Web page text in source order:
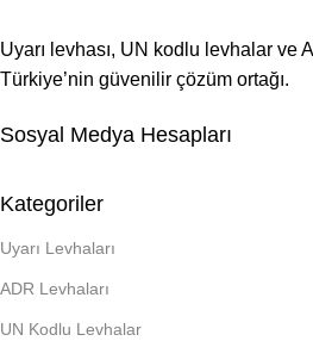
Uyarı levhası, UN kodlu levhalar ve
Türkiye’nin güvenilir çözüm ortağı.
Sosyal Medya Hesapları
Kategoriler
Uyarı Levhaları
ADR Levhaları
UN Kodlu Levhalar